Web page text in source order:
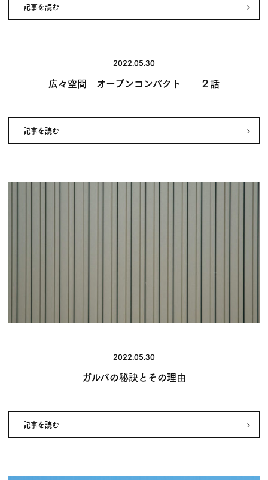
記事を読む
2022.05.30
広々空間 オープンコンパクト ２話
記事を読む
2022.05.30
ガルバの秘訣とその理由
記事を読む